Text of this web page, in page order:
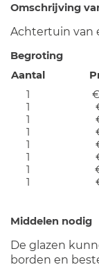
Omschrijving
Achtertuin van
Begroting
Aantal
1
1
1
1
1
1
1
1
Middelen nodig
De glazen
borden en